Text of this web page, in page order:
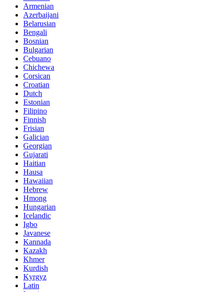
Armenian
Azerbaijani
Belarusian
Bengali
Bosnian
Bulgarian
Cebuano
Chichewa
Corsican
Croatian
Dutch
Estonian
Filipino
Finnish
Frisian
Galician
Georgian
Gujarati
Haitian
Hausa
Hawaiian
Hebrew
Hmong
Hungarian
Icelandic
Igbo
Javanese
Kannada
Kazakh
Khmer
Kurdish
Kyrgyz
Latin